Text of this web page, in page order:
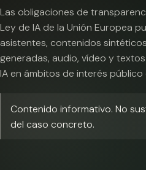
Las obligaciones de
Ley de IA de la Unión Europea
asistentes, contenidos
generadas, audio, vídeo y
IA en ámbitos de interés
Contenido informativo. No
del caso concreto.